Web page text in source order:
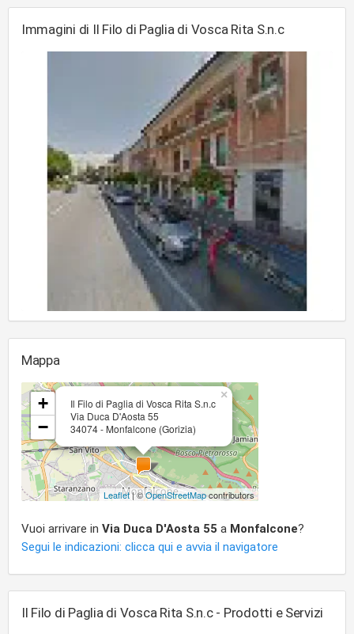
Immagini di Il Filo di Paglia di Vosca Rita S.n.c
Mappa
Il Filo di Paglia di Vosca Rita S.n.c
Via Duca D'Aosta 55
34074 - Monfalcone (Gorizia)
×
+
−
Leaflet| ©OpenStreetMapcontributors
Vuoi arrivare in Via Duca D'Aosta 55 a Monfalcone?
Segui le indicazioni: clicca qui e avvia il navigatore
Il Filo di Paglia di Vosca Rita S.n.c - Prodotti e Servizi